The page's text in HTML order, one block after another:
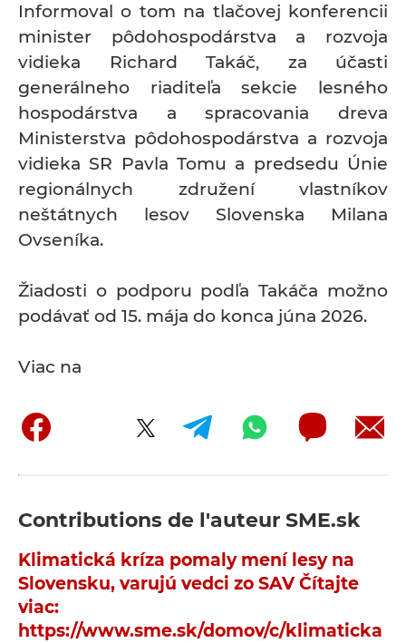
Informoval o tom na tlačovej konferencii
minister pôdohospodárstva a rozvoja
vidieka Richard Takáč, za účasti
generálneho riaditeľa sekcie lesného
hospodárstva a spracovania dreva
Ministerstva pôdohospodárstva a rozvoja
vidieka SR Pavla Tomu a predsedu Únie
regionálnych združení vlastníkov
neštátnych lesov Slovenska Milana
Ovseníka.
Žiadosti o podporu podľa Takáča možno
podávať od 15. mája do konca júna 2026.
Viac na
Contributions de l'auteur SME.sk
Klimatická kríza pomaly mení lesy na
Slovensku, varujú vedci zo SAV Čítajte
viac:
https://www.sme.sk/domov/c/klimaticka